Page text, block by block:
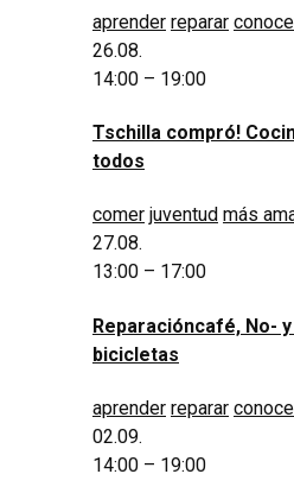
aprender reparar
26.08.
14:00 – 19:00
Tschilla compró!
todos
comer juventud más
27.08.
13:00 – 17:00
Reparacióncafé, No-
bicicletas
aprender reparar
02.09.
14:00 – 19:00